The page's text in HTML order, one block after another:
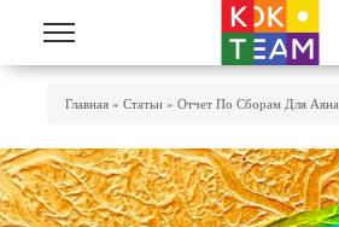
Перейти к основному содержанию
Главная » Статьи » Отчет По Сборам Для Аяна